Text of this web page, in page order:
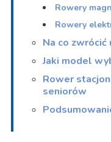
Rowery
Rowery
Na co zwrócić
Jaki model
Rower
seniorów